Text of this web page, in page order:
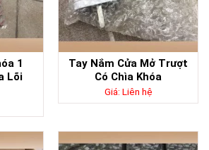
1
Lõi
Tay Nắm Cửa Mở Trượt
Có Chìa Khóa
Giá: Liên hệ